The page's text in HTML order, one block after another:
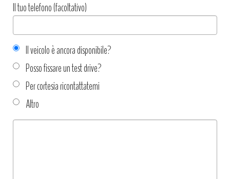
Il tuo telefono (facoltativo)
Il veicolo è ancora disponibile?
Posso fissare un test drive?
Per cortesia ricontattatemi
Altro
Tipo